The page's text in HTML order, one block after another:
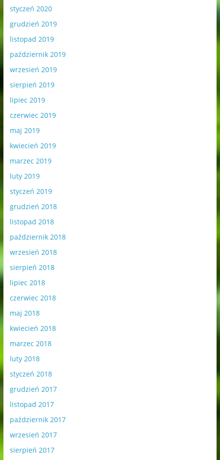
styczeń 2020
grudzień 2019
listopad 2019
październik 2019
wrzesień 2019
sierpień 2019
lipiec 2019
czerwiec 2019
maj 2019
kwiecień 2019
marzec 2019
luty 2019
styczeń 2019
grudzień 2018
listopad 2018
październik 2018
wrzesień 2018
sierpień 2018
lipiec 2018
czerwiec 2018
maj 2018
kwiecień 2018
marzec 2018
luty 2018
styczeń 2018
grudzień 2017
listopad 2017
październik 2017
wrzesień 2017
sierpień 2017